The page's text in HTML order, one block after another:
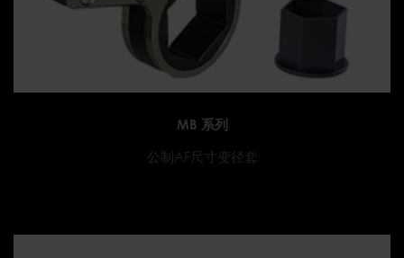
MB 系列
公制AF尺寸变径套